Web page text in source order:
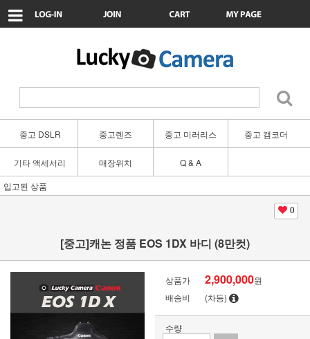
중고 DSLR 중고렌즈 중고 미러리스 중고 캠코더
기타 액세서리 매장위치
Q & A
입고된 상품
0
[중고]캐논 정품 EOS 1DX 바디 (8만컷)
상품가 2,900,000원
배송비
(차등)
수량